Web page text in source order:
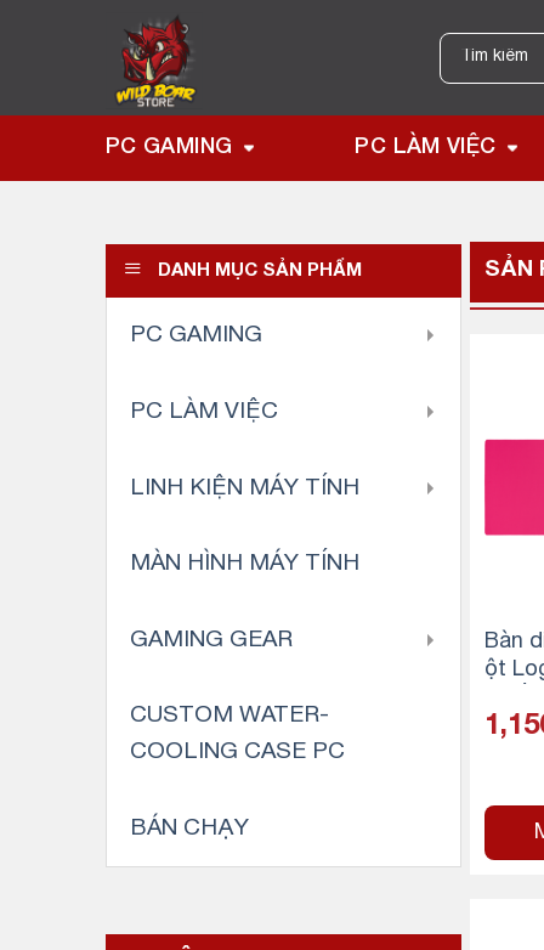
Tìm
kiếm:
PC GAMING PC LÀM VIỆC
DANH MỤC SẢN PHẨM
PC GAMING
PC LÀM VIỆC
LINH KIỆN MÁY TÍNH
MÀN HÌNH MÁY TÍNH
GAMING GEAR
CUSTOM WATER-
COOLING CASE PC
BÁN CHẠY
SẢN
Bàn
ột